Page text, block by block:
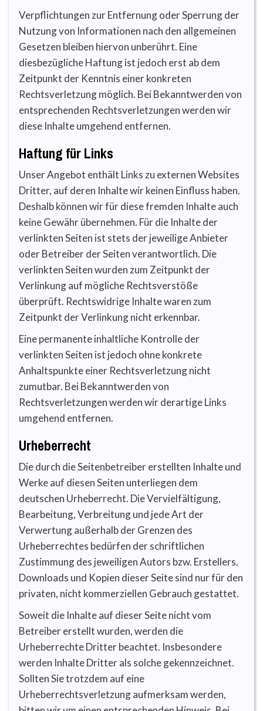
Verpflichtungen zur Entfernung oder Sperrung der
Nutzung von Informationen nach den allgemeinen
Gesetzen bleiben hiervon unberührt. Eine
diesbezügliche Haftung ist jedoch erst ab dem
Zeitpunkt der Kenntnis einer konkreten
Rechtsverletzung möglich. Bei Bekanntwerden von
entsprechenden Rechtsverletzungen werden wir
diese Inhalte umgehend entfernen.
Haftung für Links
Unser Angebot enthält Links zu externen Websites
Dritter, auf deren Inhalte wir keinen Einfluss haben.
Deshalb können wir für diese fremden Inhalte auch
keine Gewähr übernehmen. Für die Inhalte der
verlinkten Seiten ist stets der jeweilige Anbieter
oder Betreiber der Seiten verantwortlich. Die
verlinkten Seiten wurden zum Zeitpunkt der
Verlinkung auf mögliche Rechtsverstöße
überprüft. Rechtswidrige Inhalte waren zum
Zeitpunkt der Verlinkung nicht erkennbar.
Eine permanente inhaltliche Kontrolle der
verlinkten Seiten ist jedoch ohne konkrete
Anhaltspunkte einer Rechtsverletzung nicht
zumutbar. Bei Bekanntwerden von
Rechtsverletzungen werden wir derartige Links
umgehend entfernen.
Urheberrecht
Die durch die Seitenbetreiber erstellten Inhalte und
Werke auf diesen Seiten unterliegen dem
deutschen Urheberrecht. Die Vervielfältigung,
Bearbeitung, Verbreitung und jede Art der
Verwertung außerhalb der Grenzen des
Urheberrechtes bedürfen der schriftlichen
Zustimmung des jeweiligen Autors bzw. Erstellers.
Downloads und Kopien dieser Seite sind nur für den
privaten, nicht kommerziellen Gebrauch gestattet.
Soweit die Inhalte auf dieser Seite nicht vom
Betreiber erstellt wurden, werden die
Urheberrechte Dritter beachtet. Insbesondere
werden Inhalte Dritter als solche gekennzeichnet.
Sollten Sie trotzdem auf eine
Urheberrechtsverletzung aufmerksam werden,